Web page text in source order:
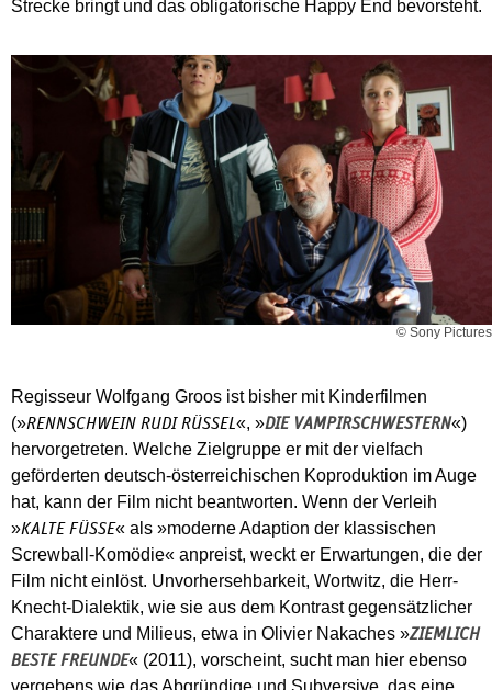
Strecke bringt und das obligatorische Happy End bevorsteht.
© Sony Pictures
Regisseur Wolfgang Groos ist bisher mit Kinderfilmen
(»RENNSCHWEIN RUDI RÜSSEL«, »DIE VAMPIRSCHWESTERN«)
hervorgetreten. Welche Zielgruppe er mit der vielfach
geförderten deutsch-österreichischen Koproduktion im Auge
hat, kann der Film nicht beantworten. Wenn der Verleih
»KALTE FÜSSE « als »moderne Adaption der klassischen
Screwball-Komödie« anpreist, weckt er Erwartungen, die der
Film nicht einlöst. Unvorhersehbarkeit, Wortwitz, die Herr-
Knecht-Dialektik, wie sie aus dem Kontrast gegensätzlicher
Charaktere und Milieus, etwa in Olivier Nakaches »ZIEMLICH
BESTE FREUNDE« (2011), vorscheint, sucht man hier ebenso
vergebens wie das Abgründige und Subversive, das eine